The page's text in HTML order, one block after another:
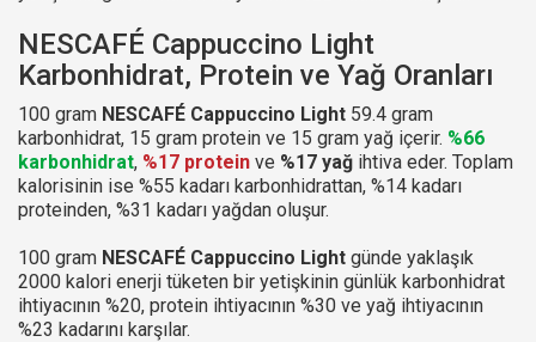
NESCAFÉ Cappuccino Light
Karbonhidrat, Protein ve Yağ Oranları
100 gram NESCAFÉ Cappuccino Light 59.4 gram
karbonhidrat, 15 gram protein ve 15 gram yağ içerir. %66
karbonhidrat, %17 protein ve %17 yağ ihtiva eder. Toplam
kalorisinin ise %55 kadarı karbonhidrattan, %14 kadarı
proteinden, %31 kadarı yağdan oluşur.
100 gram NESCAFÉ Cappuccino Light günde yaklaşık
2000 kalori enerji tüketen bir yetişkinin günlük karbonhidrat
ihtiyacının %20, protein ihtiyacının %30 ve yağ ihtiyacının
%23 kadarını karşılar.